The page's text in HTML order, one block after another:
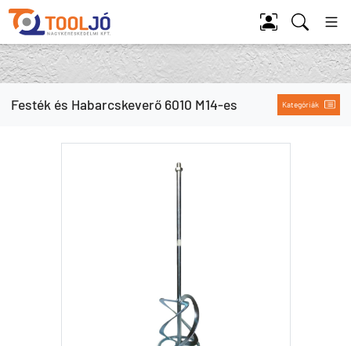
Tool Jó
Festék és Habarcskeverő 6010 M14-es Kategóriák